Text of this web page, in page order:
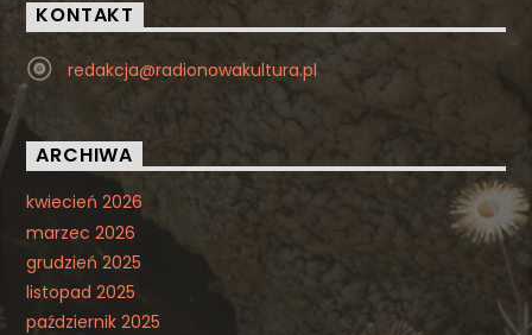
KONTAKT
redakcja@radionowakultura.pl
ARCHIWA
kwiecień 2026
marzec 2026
grudzień 2025
listopad 2025
październik 2025